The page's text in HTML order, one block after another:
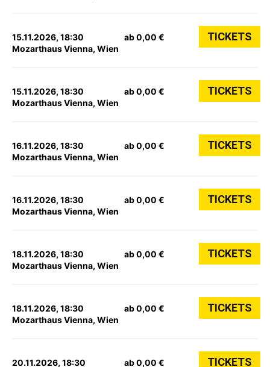
15.11.2026, 18:30
Mozarthaus Vienna, Wien
ab 0,00 € TICKETS
15.11.2026, 18:30
Mozarthaus Vienna, Wien
ab 0,00 € TICKETS
16.11.2026, 18:30
Mozarthaus Vienna, Wien
ab 0,00 € TICKETS
16.11.2026, 18:30
Mozarthaus Vienna, Wien
ab 0,00 € TICKETS
18.11.2026, 18:30
Mozarthaus Vienna, Wien
ab 0,00 € TICKETS
18.11.2026, 18:30
Mozarthaus Vienna, Wien
ab 0,00 € TICKETS
20.11.2026, 18:30
ab 0,00 € TICKETS